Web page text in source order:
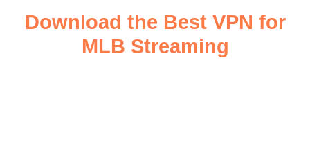
Download the Best VPN for
MLB Streaming